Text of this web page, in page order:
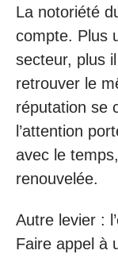
La notoriété
compte. Plus
secteur, plus
retrouver le
réputation se
l’attention
avec le
renouvelée.
Autre levier :
Faire appel à